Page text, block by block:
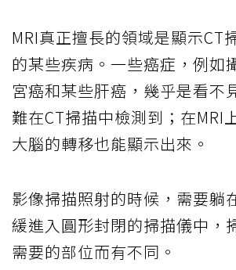
MRI真正擅長的領域是顯示CT
的某些疾病。一些癌症，例如
宮癌和某些肝癌，幾乎是看不
難在CT掃描中檢測到；在MRI
大腦的轉移也能顯示出來。
影像掃描照射的時候，需要躺
緩進入圓形封閉的掃描儀中，
需要的部位而有不同。